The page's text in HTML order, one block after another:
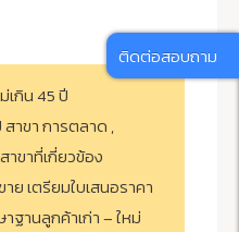
เกิน 45 ปี
าขา การตลาด ,
ขาที่เกี่ยวข้อง
ย เตรียมใบเสนอราคา
ฐานลูกค้าเก่า – ใหม่
ติดต่อสอบถาม